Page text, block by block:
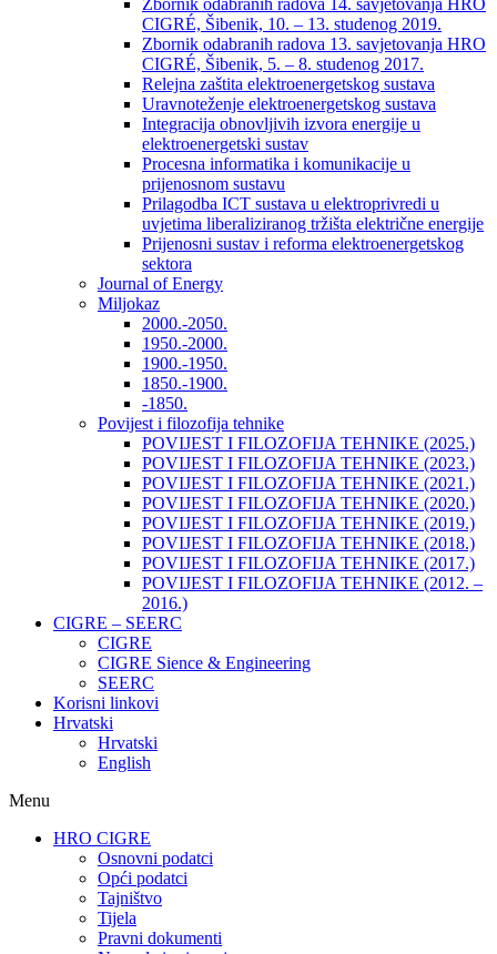
Zbornik odabranih radova 14. savjetovanja HRO
CIGRÉ, Šibenik, 10. – 13. studenog 2019.
Zbornik odabranih radova 13. savjetovanja HRO
CIGRÉ, Šibenik, 5. – 8. studenog 2017.
Relejna zaštita elektroenergetskog sustava
Uravnoteženje elektroenergetskog sustava
Integracija obnovljivih izvora energije u
elektroenergetski sustav
Procesna informatika i komunikacije u
prijenosnom sustavu
Prilagodba ICT sustava u elektroprivredi u
uvjetima liberaliziranog tržišta električne energije
Prijenosni sustav i reforma elektroenergetskog
sektora
Journal of Energy
Miljokaz
2000.-2050.
1950.-2000.
1900.-1950.
1850.-1900.
-1850.
Povijest i filozofija tehnike
POVIJEST I FILOZOFIJA TEHNIKE (2025.)
POVIJEST I FILOZOFIJA TEHNIKE (2023.)
POVIJEST I FILOZOFIJA TEHNIKE (2021.)
POVIJEST I FILOZOFIJA TEHNIKE (2020.)
POVIJEST I FILOZOFIJA TEHNIKE (2019.)
POVIJEST I FILOZOFIJA TEHNIKE (2018.)
POVIJEST I FILOZOFIJA TEHNIKE (2017.)
POVIJEST I FILOZOFIJA TEHNIKE (2012. –
2016.)
CIGRE – SEERC
CIGRE
CIGRE Sience & Engineering
SEERC
Korisni linkovi
Hrvatski
Hrvatski
English
Menu
HRO CIGRE
Osnovni podatci​
Opći podatci
Tajništvo
Tijela
Pravni dokumenti